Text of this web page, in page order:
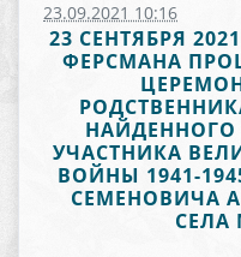
23.09.2021 10:16
23 СЕНТЯБРЯ
ФЕРСМАНА
УЧАСТНИКА
ВОЙНЫ 1941-
СЕМЕНОВИЧА
СЕЛА